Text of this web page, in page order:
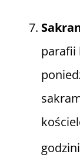
parafii